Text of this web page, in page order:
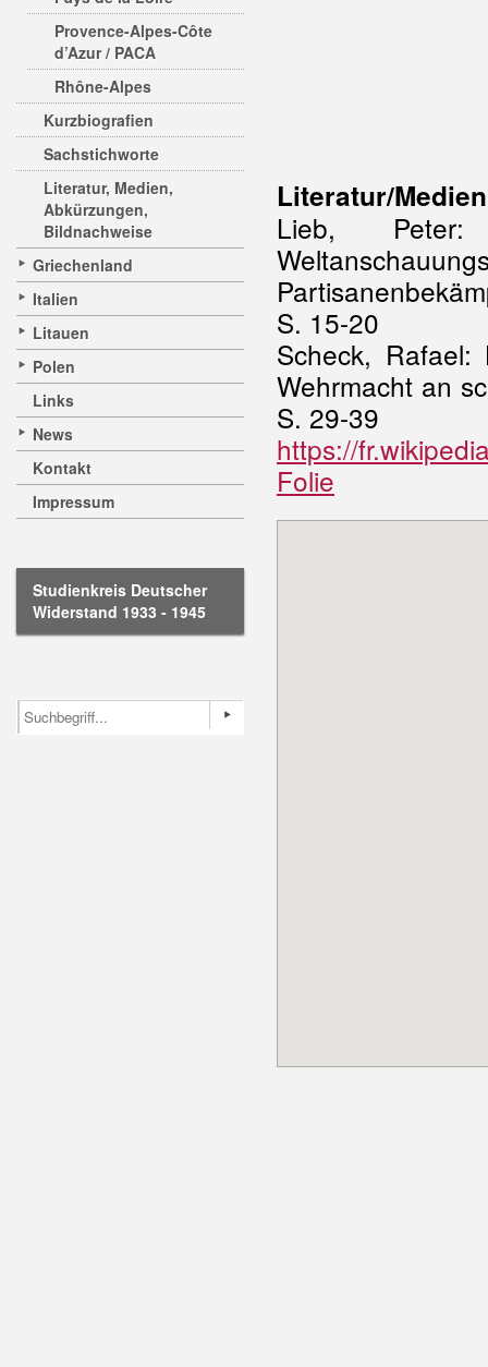
Provence-Alpes-Côte
d’Azur / PACA
Rhône-Alpes
Kurzbiografien
Sachstichworte
Literatur, Medien,
Abkürzungen,
Bildnachweise
Griechenland
Italien
Litauen
Polen
Links
News
Kontakt
Impressum
Studienkreis Deutscher
Widerstand 1933 - 1945
Literatur/Medien
Lieb,
S. 15-20
Scheck, Rafael:
Wehrmacht an
S. 29-39
https://
Folie